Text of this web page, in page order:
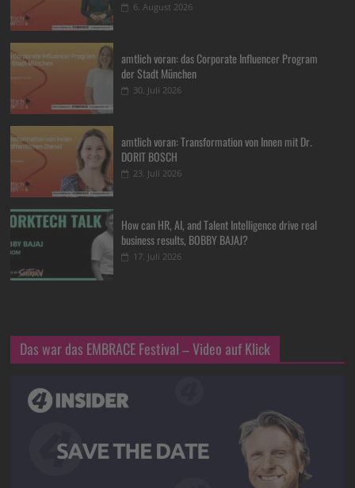
6. August 2026
amtlich voran: das Corporate Influencer Program
der Stadt München
30. Juli 2026
amtlich voran: Transformation von Innen mit Dr.
DORIT BOSCH
23. Juli 2026
How can HR, AI, and Talent Intelligence drive real
business results, BOBBY BAJAJ?
17. Juli 2026
Das war das EMBRACE Festival – Video auf Klick